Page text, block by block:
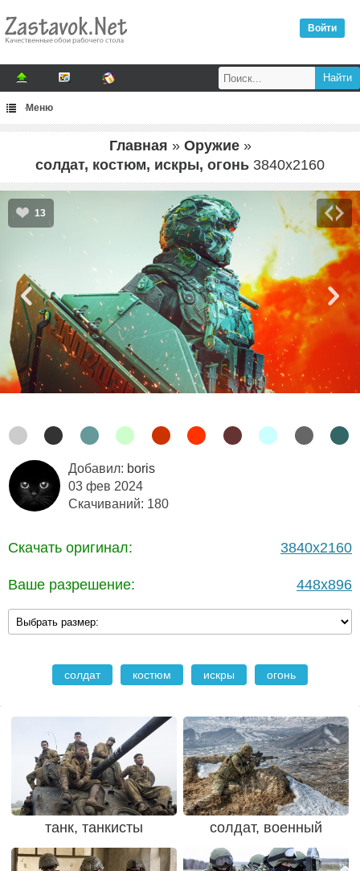
Войти
Меню
Главная » Оружие»
солдат, костюм, искры, огонь 3840x2160
13
Добавил: boris
03 фев 2024
Скачиваний: 180
Скачать оригинал: 3840x2160
Ваше разрешение: 448x896
солдат костюм искры огонь
танк, танкисты солдат, военный